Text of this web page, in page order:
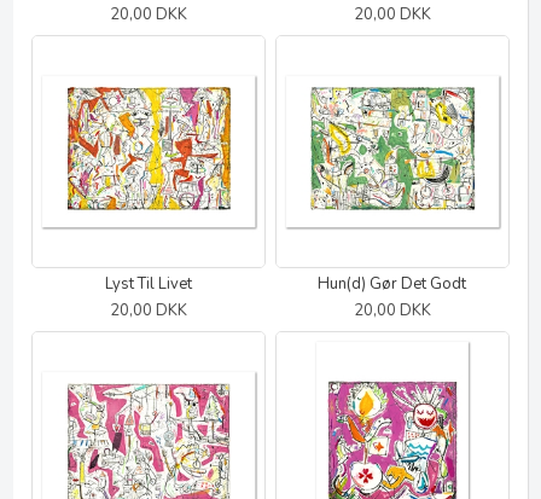
20,00 DKK
20,00 DKK
Lyst Til Livet
20,00 DKK
Hun(d) Gør Det Godt
20,00 DKK